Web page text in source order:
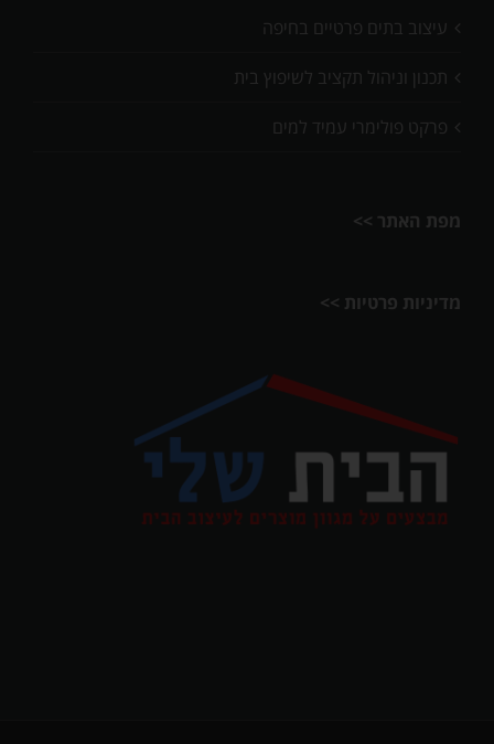
עיצוב בתים פרטיים בחיפה
תכנון וניהול תקציב לשיפוץ בית
פרקט פולימרי עמיד למים
מפת האתר >>
מדיניות פרטיות >>